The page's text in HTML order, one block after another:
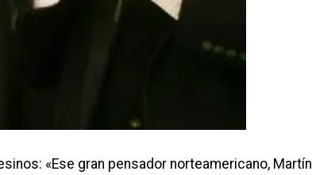
«Ese gran pensador norteamericano, Martín